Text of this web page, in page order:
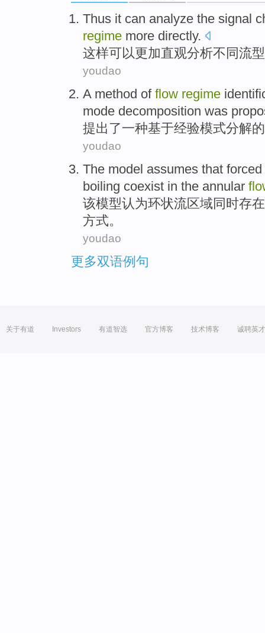
Thus it can analyze the signal
regime more directly.
这样可以更加直观分析不同流
youdao
A method of flow regime
mode decomposition was
提出了一种基于经验模式分解
youdao
The model assumes that forced
boiling coexist in the annular
该模型认为环状流区域同时存在
方式。
youdao
更多双语例句
关于有道 Investors 有道智选 官方博客 技术博客 诚聘英才